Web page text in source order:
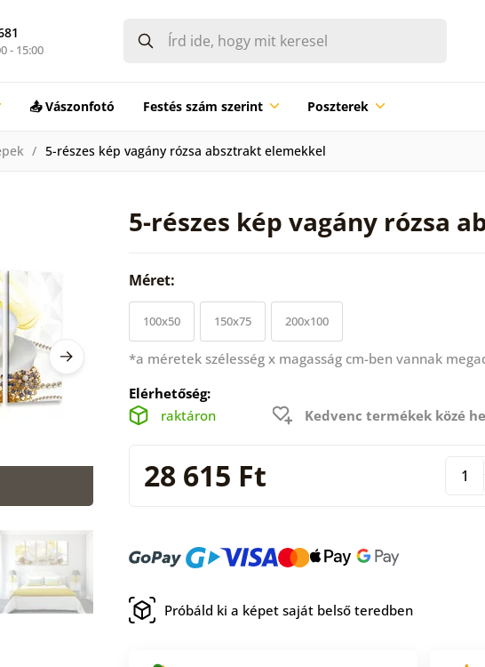
- 15:00
📤 Vászonfotó Festés szám szerint Poszterek
5-részes kép vagány rózsa absztrakt elemekkel
5-részes kép vagány rózsa
Méret:
100x50 150x75 200x100
*a méretek szélesség x magasság cm-ben vannak
Elérhetőség:
raktáron
Kedvenc termékek közé
28 615 Ft
Próbáld ki a képet saját belső teredben